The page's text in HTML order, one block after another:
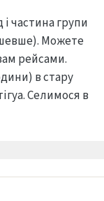
частина групи
Можете
рейсами.
в стару
Селимося в